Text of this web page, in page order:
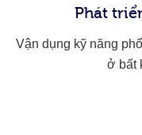
Phát
Vận dụng kỹ năng
ở bất